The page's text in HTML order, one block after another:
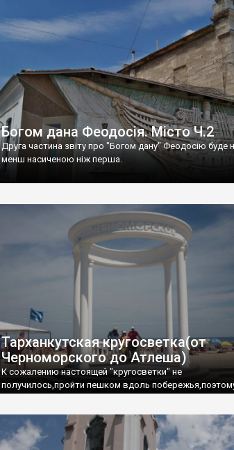
Богом дана Феодосія. Місто Ч.2
Друга частина звіту про "Богом дану" Феодосію буде
менш насиченою ніж перша.
Тарханкутская кругосветка(от
Черноморского до Атлеша)
К сожалению настоящей "кругосветки" не
получилось,пройти пешком вдоль